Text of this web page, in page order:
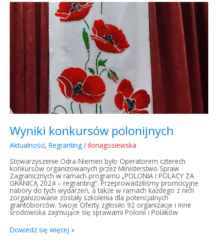
Wyniki konkursów polonijnych
Aktualności, Regranting / ilonagosiewska
Stowarzyszenie Odra-Niemen było Operatorem czterech
konkursów organizowanych przez Ministerstwo Spraw
Zagranicznych w ramach programu „POLONIA I POLACY ZA
GRANICĄ 2024 – regranting”. Przeprowadziliśmy promocyjne
nabory do tych wydarzeń, a także w ramach każdego z nich
zorganizowane zostały szkolenia dla potencjalnych
grantobiorców. Swoje Oferty zgłosiło 92 organizacje i inne
środowiska zajmujące się sprawami Polonii i Polaków
Wyniki
konkursów
polonijnych
Dowiedz się więcej »